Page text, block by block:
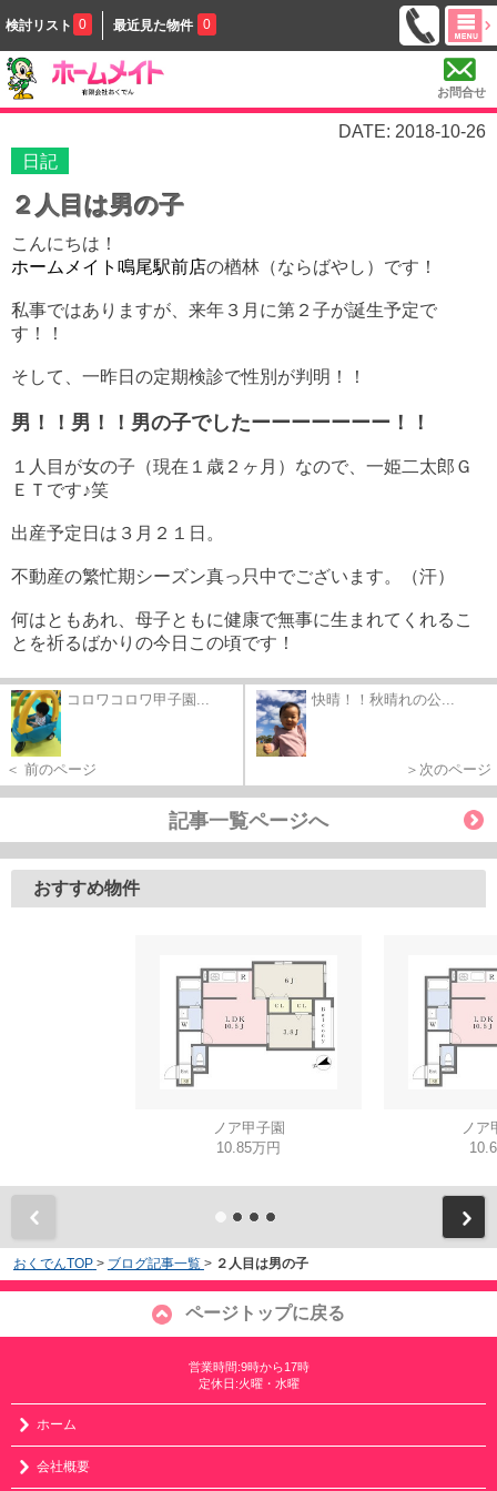
検討リスト 0 最近見た物件 0
お問合せ
DATE: 2018-10-26
日記
２人目は男の子
こんにちは！
ホームメイト鳴尾駅前店の楢林（ならばやし）です！
私事ではありますが、来年３月に第２子が誕生予定で
す！！
そして、一昨日の定期検診で性別が判明！！
男！！男！！男の子でしたーーーーーーー！！
１人目が女の子（現在１歳２ヶ月）なので、一姫二太郎Ｇ
ＥＴです♪笑
出産予定日は３月２１日。
不動産の繁忙期シーズン真っ只中でございます。（汗）
何はともあれ、母子ともに健康で無事に生まれてくれるこ
とを祈るばかりの今日この頃です！
コロワコロワ甲子園...
＜ 前のページ
快晴！！秋晴れの公...
＞次のページ
記事一覧ページへ
おすすめ物件
ノア甲子園
10.85万円
ノア
おくでんTOP > ブログ記事一覧 > ２人目は男の子
ページトップに戻る
営業時間:9時から17時
定休日:火曜・水曜
ホーム
会社概要